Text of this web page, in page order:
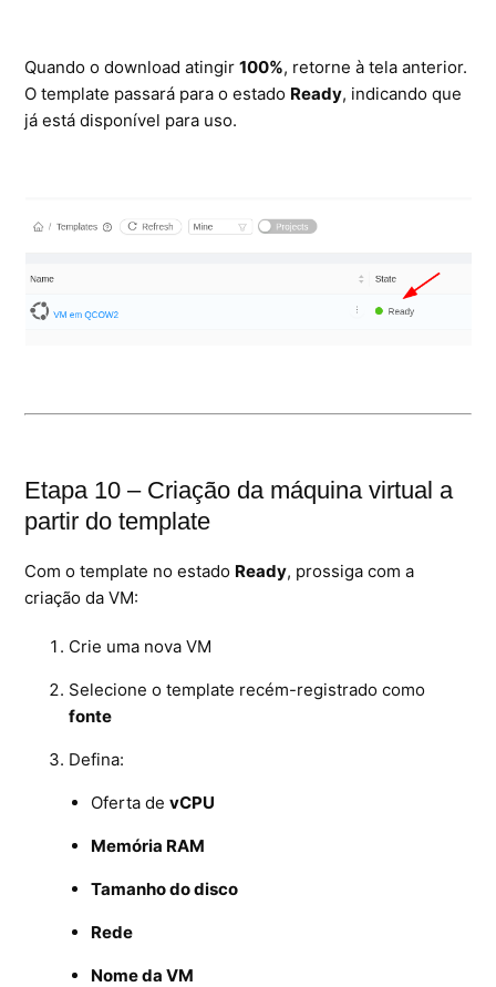
Quando o download atingir100%, retorne à tela anterior.
O template passará para o estado Ready, indicando que
já está disponível para uso.
Etapa 10 – Criação da máquina virtual a
partir do template
Com o template no estado Ready, prossiga com a
criação da VM:
Crie uma nova VM
Selecione o template recém-registrado como
fonte
Defina:
Oferta devCPU
Memória RAM
Tamanho do disco
Rede
Nome da VM